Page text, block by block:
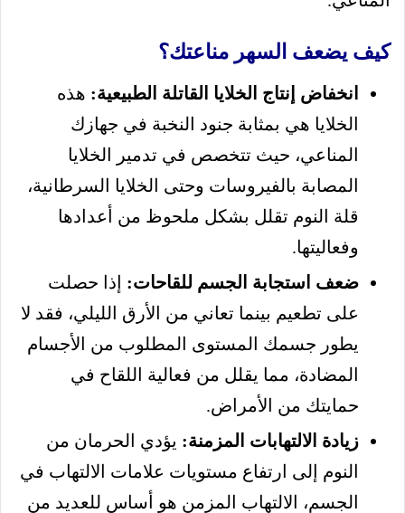
كيف يضعف السهر مناعتك؟
انخفاض إنتاج الخلايا القاتلة الطبيعية: هذه
الخلايا هي بمثابة جنود النخبة في جهازك
المناعي، حيث تتخصص في تدمير الخلايا
المصابة بالفيروسات وحتى الخلايا السرطانية،
قلة النوم تقلل بشكل ملحوظ من أعدادها
وفعاليتها.
ضعف استجابة الجسم للقاحات: إذا حصلت
على تطعيم بينما تعاني من الأرق الليلي، فقد لا
يطور جسمك المستوى المطلوب من الأجسام
المضادة، مما يقلل من فعالية اللقاح في
حمايتك من الأمراض.
زيادة الالتهابات المزمنة: يؤدي الحرمان من
النوم إلى ارتفاع مستويات علامات الالتهاب في
الجسم، الالتهاب المزمن هو أساس للعديد من